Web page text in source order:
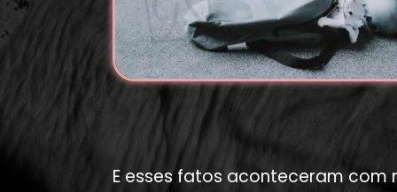
E esses fatos aconteceram com